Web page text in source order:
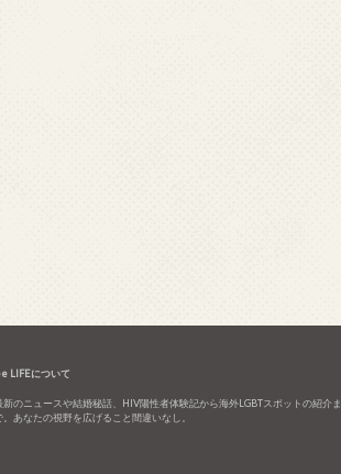
LIFEについて
新のニュースや結婚秘話、HIV陽性者体験記から海外LGBTスポットの紹介ま
。あなたの視野を広げること間違いなし。